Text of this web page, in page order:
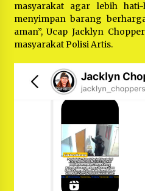
masyarakat agar lebih
menyimpan barang
aman”, Ucap Jacklyn
masyarakat Polisi Artis.